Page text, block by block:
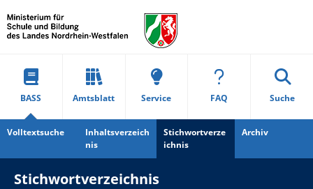
BASS Amtsblatt Service FAQ Suche
Volltextsuche
Inhaltsverzeich
nis
Stichwortverze
ichnis
Archiv
Stichwortverzeichnis